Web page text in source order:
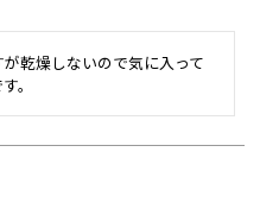
乾燥しないので気に入って
。